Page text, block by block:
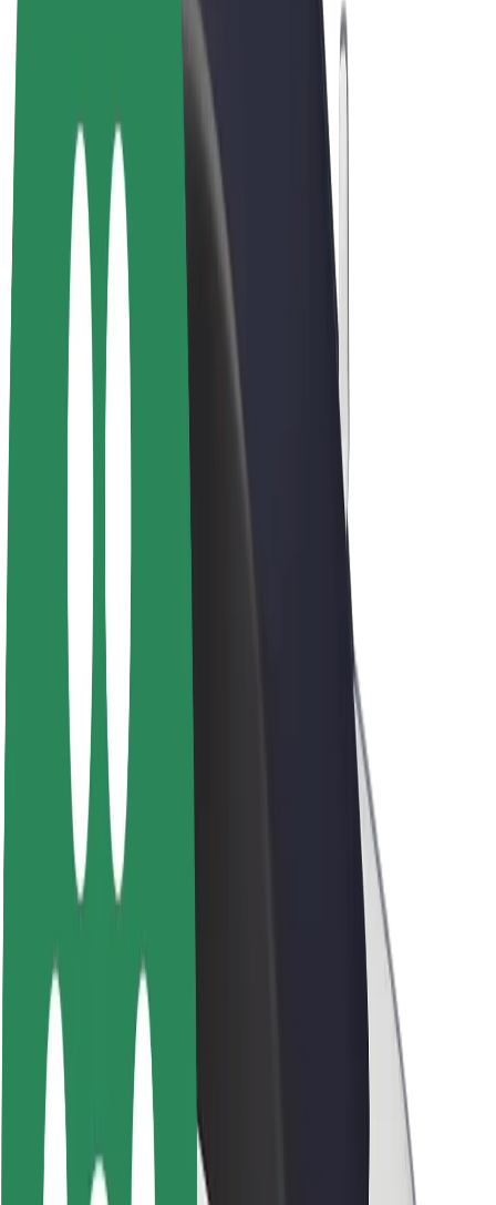
Bolt Food
Bolt Drive
Bolt for Business
Rowery elektryczne
Bolt Plus
Zarabiaj z Bolt
Kierowcy
Partnerzy Bolt Food
Franczyza
Kariera
O firmie Bolt
Zrównoważony rozwój w Bolt
Projekt Zero
Blog
Biuro prasowe
Relacje inwestorskie
Zespół zarządzający
Marka
Media
Fundusz Miejski
Bezpieczeństwo